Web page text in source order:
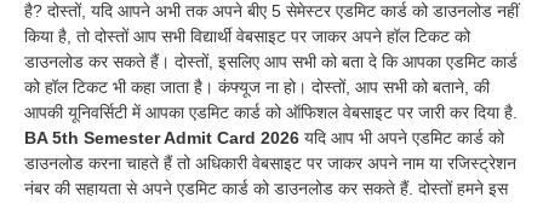
है? दोस्तों, यदि आपने अभी तक अपने बीए 5 सेमेस्टर एडमिट कार्ड को डाउनलोड नहीं
किया है, तो दोस्तों आप सभी विद्यार्थी वेबसाइट पर जाकर अपने हॉल टिकट को
डाउनलोड कर सकते हैं। दोस्तों, इसलिए आप सभी को बता दे कि आपका एडमिट कार्ड
को हॉल टिकट भी कहा जाता है। कंफ्यूज ना हो। दोस्तों, आप सभी को बताने, की
आपकी यूनिवर्सिटी में आपका एडमिट कार्ड को ऑफिशल वेबसाइट पर जारी कर दिया है.
BA 5th Semester Admit Card 2026 यदि आप भी अपने एडमिट कार्ड को
डाउनलोड करना चाहते हैं तो अधिकारी वेबसाइट पर जाकर अपने नाम या रजिस्ट्रेशन
नंबर की सहायता से अपने एडमिट कार्ड को डाउनलोड कर सकते हैं. दोस्तों हमने इस